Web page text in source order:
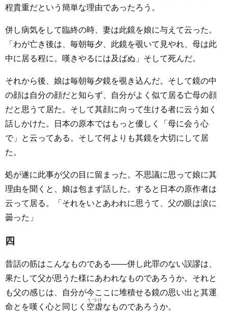
程貴重だという簡単な理由であったろう。
併し病気をして臨終の時、妻は此鏡を娘に与えて云った。
「わが亡き後は、毎朝毎夕、此鏡を覗いて見やれ、母は此
中に居る程に。嘆きやるには及ばぬ」そして死んだ。
それから後、娘は毎朝毎夕鏡を覗き込んだ。そして鏡の中
の顔は自分の顔だと知らず、自分がよく似て居る亡母の顔
だと思うて居た。そして其顔に向って生ける者に云う如く
話しかけた。日本の原本ではもっと優しく「母に会う心
で」と云ってある。そして何よりも其鏡を大切にして居
た。
処が遂に此事が父の目に留まった。不思議に思って娘に其
理由を聞くと、娘は包まず話した。すると日本の原作者は
云って居る。「それをいとあわれに思うて、父の眼は涙に
曇った」
四
昔話の筋はこんなものである――併し此罪のない誤謬は、
果たして父が思うた様にあわれなものであろうか。それと
も父の感じは、自分が今ここに堆積せる鏡の思い出と其運
命とを嘆く心と同じく 空虚
うつけ
なものであろうか。